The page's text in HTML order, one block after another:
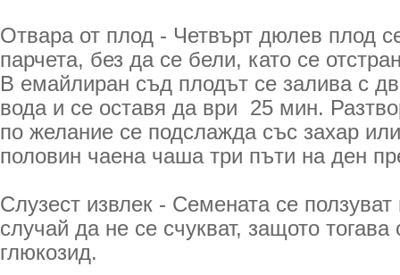
Отвара от плод - Четвърт дюлев плод
парчета, без да се бели, като се
В емайлиран съд плодът се залива с
вода и се оставя да ври 25 мин.
по желание се подслажда със захар
половин чаена чаша три пъти на ден
Слузест извлек - Семената се
случай да не се счукват, защото тогава
глюкозид.